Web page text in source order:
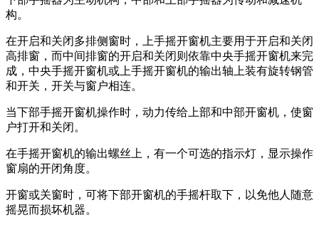
构。
在开启和关闭多排侧窗时，上手摇开窗机主要用于开启和关闭
高排窗，而中间排窗的开启和关闭则依靠中央手摇开窗机来完
成，中央手摇开窗机或上手摇开窗机的输出轴上装有旋转钢管
和开关，开关与窗户相连。
当下部手摇开窗机操作时，动力传给上部和中部开窗机，使窗
户打开和关闭。
在手摇开窗机的输出螺丝上，有一个可选的指示灯，显示操作
窗扇的开闭角度。
开窗或关窗时，可将下部开窗机的手摇杆取下，以免他人随意
摇晃而损坏机器。